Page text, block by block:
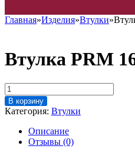
Главная»Изделия»Втулки»
Втулка PRM
Количество
товара
Втулка
161830
бронза
В корзину
Категория: Втулки
Описание
Отзывы (0)